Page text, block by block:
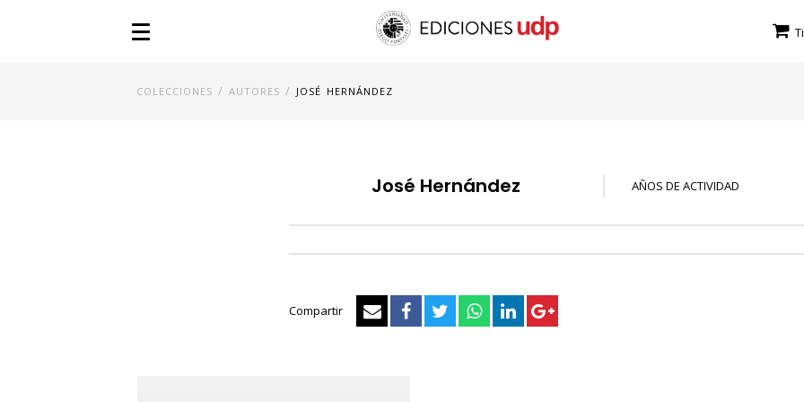
COLECCIONES / AUTORES / JOSÉ HERNÁNDEZ
José Hernández AÑOS DE ACTIVIDAD
Compartir